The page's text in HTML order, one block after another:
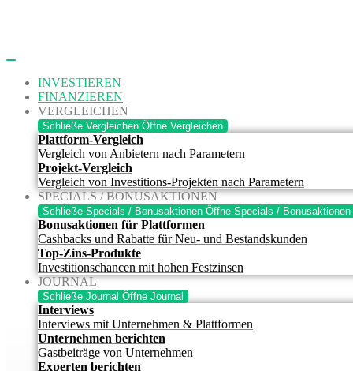
INVESTIEREN
FINANZIEREN
VERGLEICHEN
Schließe Vergleichen Öffne Vergleichen
Plattform-Vergleich
Vergleich von Anbietern nach Parametern
Projekt-Vergleich
Vergleich von Investitions-Projekten nach Parametern
SPECIALS / BONUSAKTIONEN
Schließe Specials / Bonusaktionen Öffne Specials / Bonusaktionen
Bonusaktionen für Plattformen
Cashbacks und Rabatte für Neu- und Bestandskunden
Top-Zins-Produkte
Investitionschancen mit hohen Festzinsen
JOURNAL
Schließe Journal Öffne Journal
Interviews
Interviews mit Unternehmen & Plattformen
Unternehmen berichten
Gastbeiträge von Unternehmen
Experten berichten